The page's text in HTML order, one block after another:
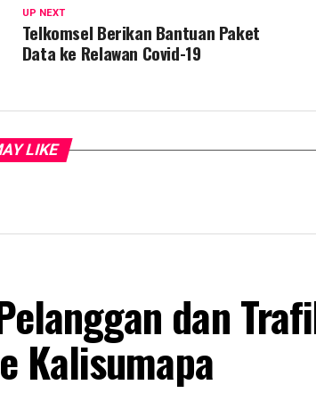
UP NEXT
Telkomsel Berikan Bantuan Paket
Data ke Relawan Covid-19
LIKE
dan
Kalisumapa